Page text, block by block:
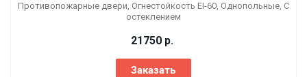
Противопожарные двери, Огнестойкость EI-60, Однопольные, С
остеклением
21750 р.
Заказать